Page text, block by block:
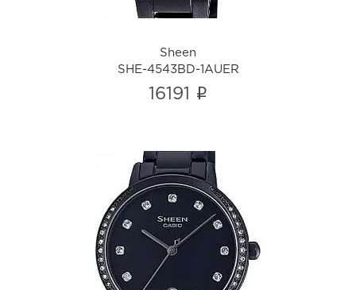
Sheen
SHE-4543BD-1AUER
16191 i
Sheen
SHE-4056BD-1AUDF